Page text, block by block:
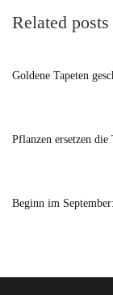
Related posts
Goldene Tapeten
Pflanzen ersetzen die
Beginn im